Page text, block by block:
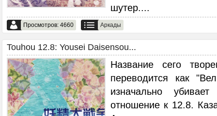
шутер....
Просмотров: 4660 Аркады
Touhou 12.8: Yousei Daisensou...
Название сего
переводится как
изначально
отношение к 12.8.